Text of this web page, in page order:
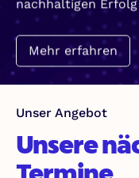
Mehr erfahren
Unser Angebot
Unsere